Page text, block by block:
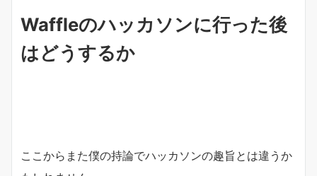
Waffleのハッカソンに行った後
はどうするか
ここからまた僕の持論でハッカソンの趣旨とは違うか